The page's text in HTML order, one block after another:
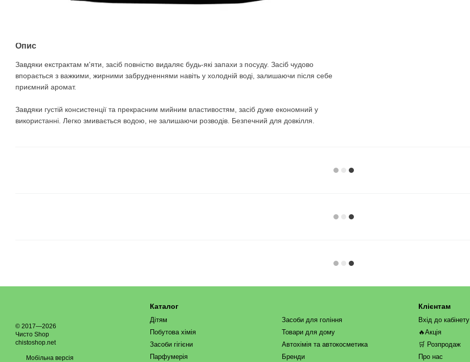
Опис
Завдяки екстрактам м'яти, засіб повністю видаляє будь-які запахи з посуду. Засіб чудово
впорається з важкими, жирними забрудненнями навіть у холодній воді, залишаючи після себе
приємний аромат.
Завдяки густій консистенції та прекрасним мийним властивостям, засіб дуже економний у
використанні. Легко змивається водою, не залишаючи розводів. Безпечний для довкілля.
© 2017—2026
Чисто Shop
chistoshop.net
Мобільна версія
Каталог
Дітям
Побутова хімія
Засоби гігієни
Парфумерія
Засоби для гоління
Товари для дому
Автохімія та автокосметика
Бренди
Клієнтам
Вхід до кабінету
🔥Акція
🛒 Розпродаж
Про нас